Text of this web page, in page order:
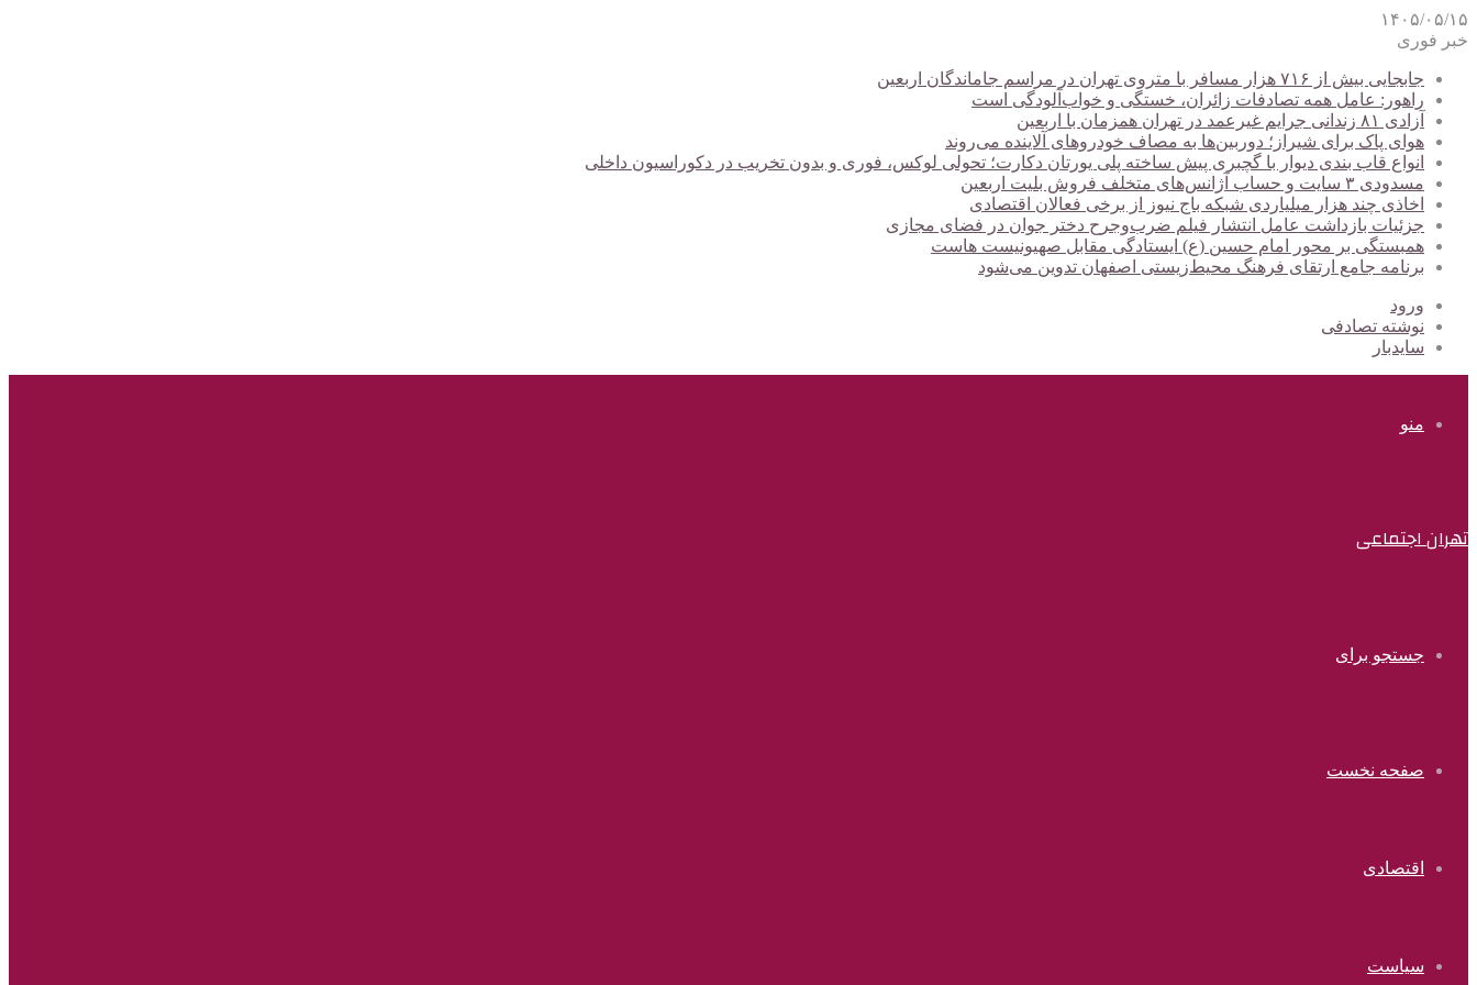
۱۴۰۵/۰۵/۱۵
خبر فوری
جابجایی بیش از ۷۱۶ هزار مسافر با متروی تهران در مراسم جاماندگان اربعین
راهور: عامل همه تصادفات زائران، خستگی و خواب‌آلودگی است
آزادی ۸۱ زندانی جرایم غیرعمد در تهران همزمان با اربعین
هوای پاک برای شیراز؛ دوربین‌ها به مصاف خودروهای آلاینده می‌روند
انواع قاب بندی دیوار با گچبری پیش ساخته پلی یورتان دکارت؛ تحولی لوکس، فوری و بدون تخریب در دکوراسیون داخلی
مسدودی ۳ سایت و حساب آژانس‌های متخلف فروش بلیت اربعین
اخاذی چند هزار میلیاردی شبکه باج نیوز از برخی فعالان اقتصادی
جزئیات بازداشت عامل انتشار فیلم ضرب‌وجرح دختر جوان در فضای مجازی
همبستگی بر محور امام حسین (ع) ایستادگی مقابل صهیونیست هاست
برنامه جامع ارتقای فرهنگ محیط‌زیستی اصفهان تدوین می‌شود
ورود
نوشته تصادفی
سایدبار
منو
تهران اجتماعی
جستجو برای
صفحه نخست
اقتصادی
سیاست